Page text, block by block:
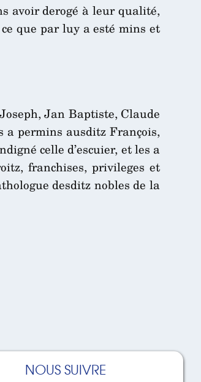
avoir derogé à leur qualité,
que par luy a esté mins et
Jan Baptiste, Claude
a permins ausditz François,
celle d’escuier, et les a
franchises, privileges et
desditz nobles de la
NOUS SUIVRE